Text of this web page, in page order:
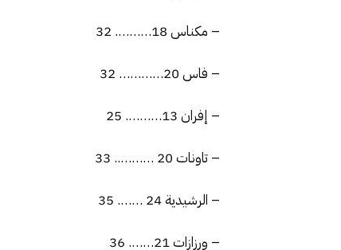
– مكناس 18………. 32
– فاس 20………… 32
– إفران 13………. 25
– تاونات 20 ……….. 33
– الرشيدية 24 ……. 35
– ورزازات 21……. 36